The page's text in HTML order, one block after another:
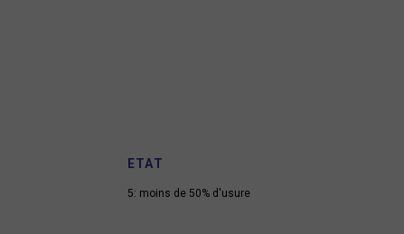
ETAT
5: moins de 50% d'usure